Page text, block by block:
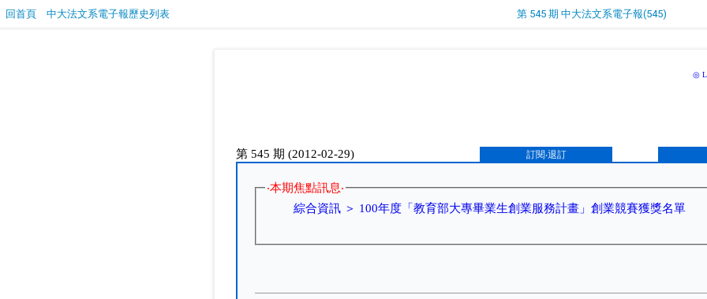
回首頁 中大法文系電子報歷史列表 第 545 期 中大法文系電子報(545)